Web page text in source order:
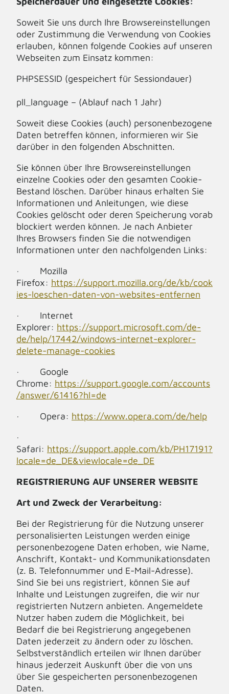
Soweit Sie uns durch Ihre Browsereinstellungen
oder Zustimmung die Verwendung von Cookies
erlauben, können folgende Cookies auf unseren
Webseiten zum Einsatz kommen:
PHPSESSID (gespeichert für Sessiondauer)
pll_language – (Ablauf nach 1 Jahr)
Soweit diese Cookies (auch) personenbezogene
Daten betreffen können, informieren wir Sie
darüber in den folgenden Abschnitten.
Sie können über Ihre Browsereinstellungen
einzelne Cookies oder den gesamten Cookie-
Bestand löschen. Darüber hinaus erhalten Sie
Informationen und Anleitungen, wie diese
Cookies gelöscht oder deren Speicherung vorab
blockiert werden können. Je nach Anbieter
Ihres Browsers finden Sie die notwendigen
Informationen unter den nachfolgenden Links:
· Mozilla
Firefox: https://support.mozilla.org/de/kb/cook
ies-loeschen-daten-von-websites-entfernen
· Internet
Explorer: https://support.microsoft.com/de-
de/help/17442/windows-internet-explorer-
delete-manage-cookies
· Google
Chrome: https://support.google.com/accounts
/answer/61416?hl=de
· Opera: https://www.opera.com/de/help
·
Safari: https://support.apple.com/kb/PH17191?
locale=de_DE&viewlocale=de_DE
REGISTRIERUNG AUF UNSERER WEBSITE
Art und Zweck der Verarbeitung:
Bei der Registrierung für die Nutzung unserer
personalisierten Leistungen werden einige
personenbezogene Daten erhoben, wie Name,
Anschrift, Kontakt- und Kommunikationsdaten
(z. B. Telefonnummer und E-Mail-Adresse).
Sind Sie bei uns registriert, können Sie auf
Inhalte und Leistungen zugreifen, die wir nur
registrierten Nutzern anbieten. Angemeldete
Nutzer haben zudem die Möglichkeit, bei
Bedarf die bei Registrierung angegebenen
Daten jederzeit zu ändern oder zu löschen.
Selbstverständlich erteilen wir Ihnen darüber
hinaus jederzeit Auskunft über die von uns
über Sie gespeicherten personenbezogenen
Daten.